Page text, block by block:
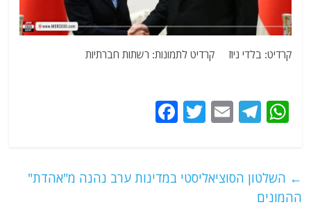
קרדיט: בלדי ניוז קרדיט לתמונות: רשתות חברתיות
W
s
A
T
g
E
l
T
er
e ← השלטון הסוציאליסטי במדינות ערב נהנה מ"אהדת"
ההמונים